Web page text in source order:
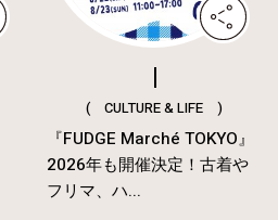
( CULTURE & LIFE )
『FUDGE Marché TOKYO』
2026年も開催決定！古着や
フリマ、ハ...